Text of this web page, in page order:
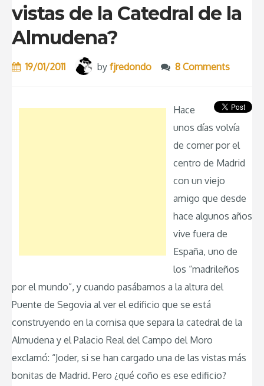
vistas de la Catedral de la
Almudena?
19/01/2011 by fjredondo 8 Comments
Hace
unos días volvía
de comer por el
centro de Madrid
con un viejo
amigo que desde
hace algunos años
vive fuera de
España, uno de
los “madrileños
por el mundo”, y cuando pasábamos a la altura del
Puente de Segovia al ver el edificio que se está
construyendo en la cornisa que separa la catedral de la
Almudena y el Palacio Real del Campo del Moro
exclamó: “Joder, si se han cargado una de las vistas más
bonitas de Madrid. Pero ¿qué coño es ese edificio?